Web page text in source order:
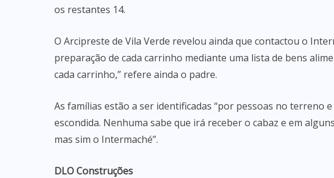
os restantes 14.
O Arcipreste de Vila Verde revelou ainda que contactou o
preparação de cada carrinho mediante uma lista de bens
cada carrinho,” refere ainda o padre.
As famílias estão a ser identificadas “por pessoas no terreno
escondida. Nenhuma sabe que irá receber o cabaz e em
mas sim o Intermaché”.
DLO Construções